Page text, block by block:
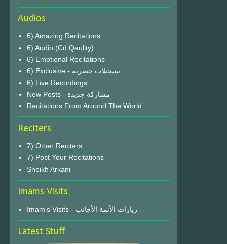
Audios
6) Amazing Recitations
6) Audio (Cd Qaulity)
6) Emotional Recitations
6) Exclusive - تسجيلات حصرية
6) Live Recordings
New Posts - مشاركة جديدة
Recitations From Around The World
Reciters
7) Other Reciters
7) Post Your Recitations
Sheikh Arkani
Imams Visits
Imam's Visits - زيارات الأئمة الأجانب
Latest Stuff